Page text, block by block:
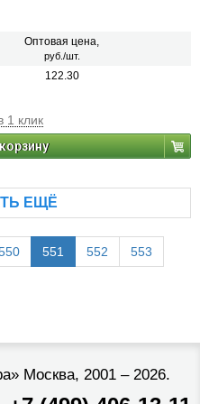
Оптовая цена,
руб./шт.
122.30
1 клик
ЕЩЁ
551 552 553
Москва, 2001 – 2026.